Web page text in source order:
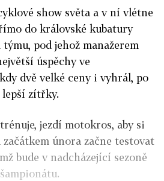
show světa a v ní vlétne
do královské kubatury
pod jehož manažerem
úspěchy ve
dvě velké ceny i vyhrál, po
zítřky.
jezdí motokros, aby si
února začne testovat
bude v nadcházející sezoně